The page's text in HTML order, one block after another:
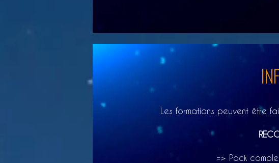
Les formations peuvent être
=> Pack